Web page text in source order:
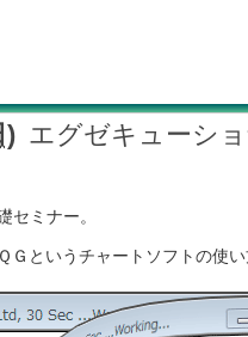
) エグゼキューシ
セミナー。
Ｇというチャートソフトの使